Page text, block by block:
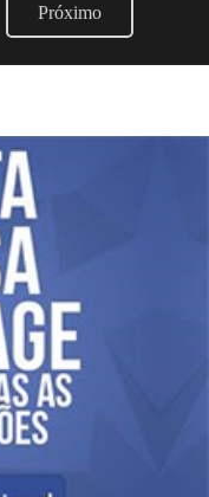
Próximo